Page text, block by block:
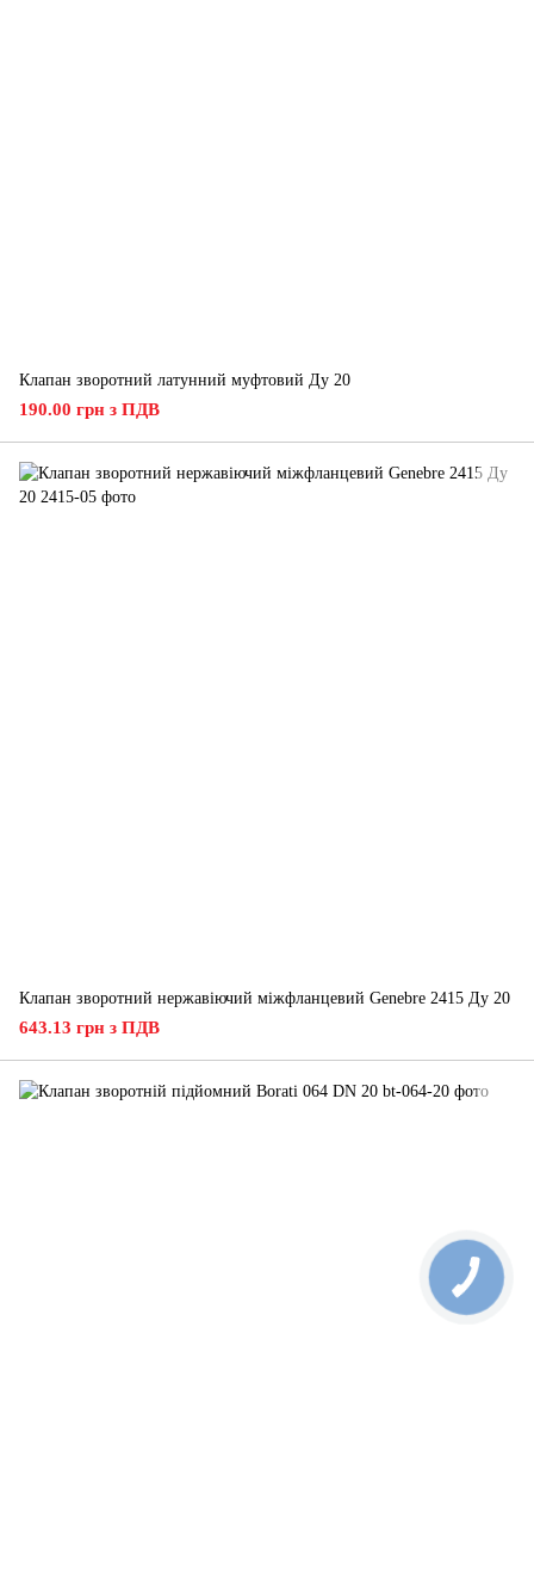
Клапан зворотний латунний муфтовий Ду 20
190.00 грн з ПДВ
Клапан зворотний нержавіючий міжфланцевий Genebre 2415 Ду 20
643.13 грн з ПДВ